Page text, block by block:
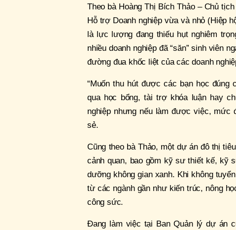
Theo bà Hoàng Thị Bích Thảo – Chủ
Hỗ trợ Doanh nghiệp vừa và nhỏ (Hiệp
là lực lượng đang thiếu hụt nghiêm
nhiều doanh nghiệp đã “săn” sinh viên
đường đua khốc liệt của các doanh
“Muốn thu hút được các bạn học đúng
qua học bổng, tài trợ khóa luận hay
nghiệp nhưng nếu làm được việc, mức
sẻ.
Cũng theo bà Thảo, một dự án đô thị
cảnh quan, bao gồm kỹ sư thiết kế, kỹ
dưỡng không gian xanh. Khi không
từ các ngành gần như kiến trúc, nông
công sức.
Đang làm việc tại Ban Quản lý dự án